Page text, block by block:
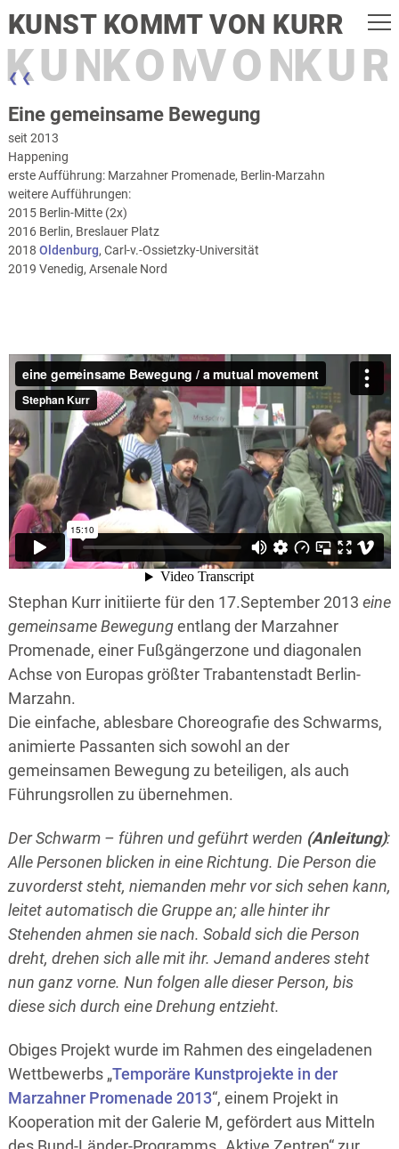
KUNST KOMMT VON KURR
KUNSTKOMMT
VON
❮ ❮
Eine gemeinsame Bewegung
seit 2013
Happening
erste Aufführung: Marzahner Promenade, Berlin-Marzahn
weitere Aufführungen:
2015 Berlin-Mitte (2x)
2016 Berlin, Breslauer Platz
2018 Oldenburg, Carl-v.-Ossietzky-Universität
2019 Venedig, Arsenale Nord
Stephan Kurr initiierte für den 17.September 2013 eine
gemeinsame Bewegungentlang der Marzahner
Promenade, einer Fußgängerzone und diagonalen
Achse von Europas größter Trabantenstadt Berlin-
Marzahn.
Die einfache, ablesbare Choreografie des Schwarms,
animierte Passanten sich sowohl an der
gemeinsamen Bewegung zu beteiligen, als auch
Führungsrollen zu übernehmen.
Der Schwarm – führen und geführt werden (Anleitung):
Alle Personen blicken in eine Richtung. Die Person die
zuvorderst steht, niemanden mehr vor sich sehen kann,
leitet automatisch die Gruppe an; alle hinter ihr
Stehenden ahmen sie nach. Sobald sich die Person
dreht, drehen sich alle mit ihr. Jemand anderes steht
nun ganz vorne. Nun folgen alle dieser Person, bis
diese sich durch eine Drehung entzieht.
Obiges Projekt wurde im Rahmen des eingeladenen
Wettbewerbs „Temporäre Kunstprojekte in der
Marzahner Promenade 2013“, einem Projekt in
Kooperation mit der Galerie M, gefördert aus Mitteln